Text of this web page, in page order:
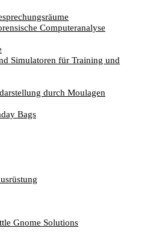
Computeranalyse
Simulatoren für Training und
durch Moulagen
Bags
Gnome Solutions